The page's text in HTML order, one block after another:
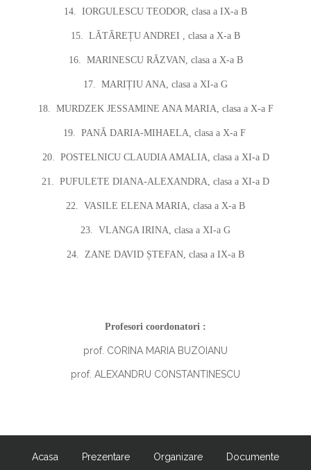
14. IORGULESCU TEODOR, clasa a IX-a B
15. LĂTĂREȚU ANDREI , clasa a X-a B
16. MARINESCU RĂZVAN, clasa a X-a B
17. MARIȚIU ANA, clasa a XI-a G
18. MURDZEK JESSAMINE ANA MARIA, clasa a X-a F
19. PANĂ DARIA-MIHAELA, clasa a X-a F
20. POSTELNICU CLAUDIA AMALIA, clasa a XI-a D
21. PUFULETE DIANA-ALEXANDRA, clasa a XI-a D
22. VASILE ELENA MARIA, clasa a X-a B
23. VLANGA IRINA, clasa a XI-a G
24. ZANE DAVID ȘTEFAN, clasa a IX-a B
Profesori coordonatori :
prof. CORINA MARIA BUZOIANU
prof. ALEXANDRU CONSTANTINESCU
Acasa Prezentare Organizare Documente